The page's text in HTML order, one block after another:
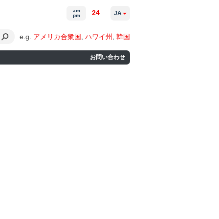
e.g. アメリカ合衆国 ハワイ州 韓国
お問い合わせ
am
pm
24 JA